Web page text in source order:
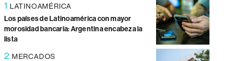
1 LATINOAMÉRICA
Los países de Latinoamérica con mayor
morosidad bancaria: Argentina encabeza la
lista
2 MERCADOS